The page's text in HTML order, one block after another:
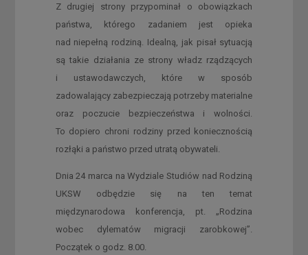
Z drugiej strony przypominał o obowiązkach
państwa, którego zadaniem jest opieka
nad niepełną rodziną. Idealną, jak pisał sytuacją
są takie działania ze strony władz rządzących
i ustawodawczych, które w sposób
zadowalający zabezpieczają potrzeby materialne
oraz poczucie bezpieczeństwa i wolności.
To dopiero chroni rodziny przed koniecznością
rozłąki a państwo przed utratą obywateli.
Dnia 24 marca na Wydziale Studiów nad Rodziną
UKSW odbędzie się na ten temat
międzynarodowa konferencja, pt. „Rodzina
wobec dylematów migracji zarobkowej”.
Początek o godz. 8.00.